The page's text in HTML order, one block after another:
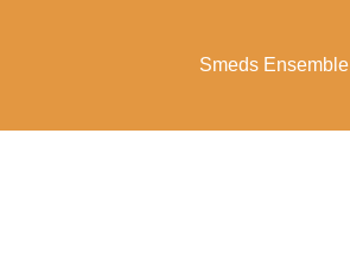
Smeds Ensemble